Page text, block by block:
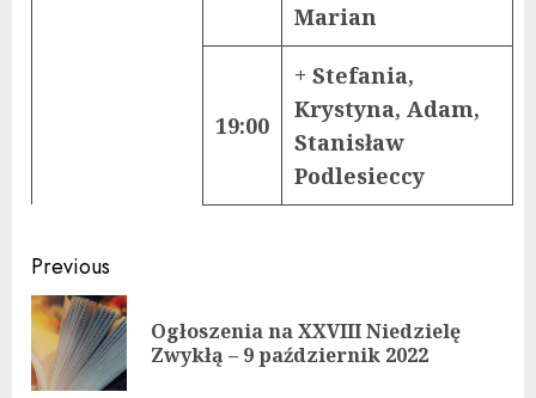
Marian
19:00
+ Stefania,
Krystyna, Adam,
Stanisław
Podlesieccy
Continue
Reading
Previous
Ogłoszenia na XXVIII Niedzielę
Zwykłą – 9 październik 2022